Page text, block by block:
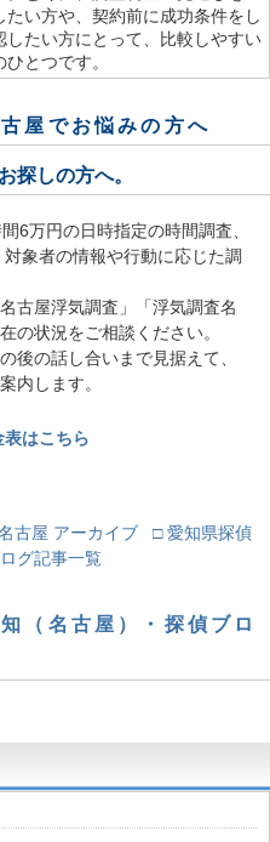
たい方や、契約前に成功条件をし
したい方にとって、比較しやすい
とつです。
屋でお悩みの方へ
探しの方へ。
6万円の日時指定の時間調査、
象者の情報や行動に応じた調
古屋浮気調査」「浮気調査名
の状況をご相談ください。
後の話し合いまで見据えて、
内します。
はこちら
古屋 アーカイブ
□ 愛知県探偵
グ記事一覧
（名古屋）・探偵ブロ